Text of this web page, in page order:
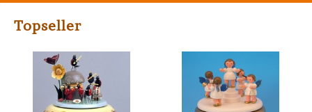
Topseller